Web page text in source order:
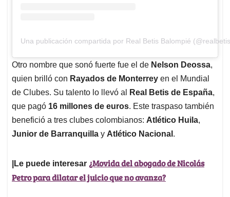
Una publicación compartida por Real Betis Balompié
Otro nombre que sonó fuerte fue el de Nelson Deossa,
quien brilló con Rayados de Monterrey en el Mundial
de Clubes. Su talento lo llevó al
Real Betis de España,
que pagó 16 millones de euros. Este traspaso también
benefició a tres clubes colombianos: Atlético Huila,
Junior de Barranquilla y Atlético Nacional .
|Le puede interesar ¿Movida del abogado de Nicolás
Petro para dilatar el juicio que no avanza?